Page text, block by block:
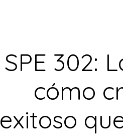
SPE 302:
cómo
exitoso